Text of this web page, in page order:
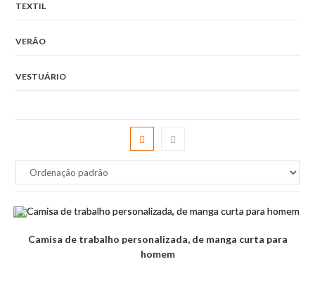
TEXTIL
VERÃO
VESTUÁRIO
Camisa de trabalho personalizada, de manga curta para
homem